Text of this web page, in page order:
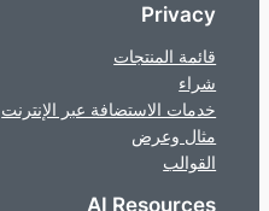
Privacy
قائمة المنتجات
شراء
خدمات الاستضافة عبر الإنترنت
مثال وعرض
القوالب
AI Resources